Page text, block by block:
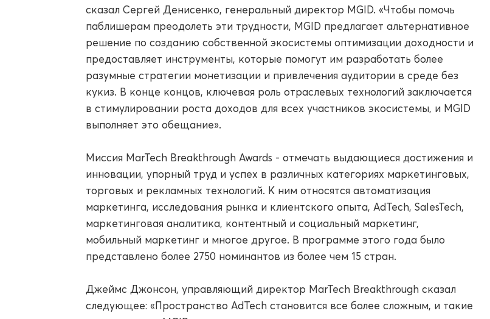
сказал Сергей Денисенко, генеральный директор MGID. «Чтобы помочь
паблишерам преодолеть эти трудности, MGID предлагает альтернативное
решение по созданию собственной экосистемы оптимизации доходности и
предоставляет инструменты, которые помогут им разработать более
разумные стратегии монетизации и привлечения аудитории в среде без
кукиз. В конце концов, ключевая роль отраслевых технологий заключается
в стимулировании роста доходов для всех участников экосистемы, и MGID
выполняет это обещание».
Миссия MarTech Breakthrough Awards - отмечать выдающиеся достижения и
инновации, упорный труд и успех в различных категориях маркетинговых,
торговых и рекламных технологий. К ним относятся автоматизация
маркетинга, исследования рынка и клиентского опыта, AdTech, SalesTech,
маркетинговая аналитика, контентный и социальный маркетинг,
мобильный маркетинг и многое другое. В программе этого года было
представлено более 2750 номинантов из более чем 15 стран.
Джеймс Джонсон, управляющий директор MarTech Breakthrough сказал
следующее: «Пространство AdTech становится все более сложным, и такие